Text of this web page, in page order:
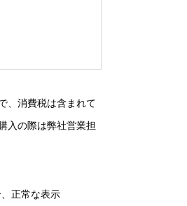
、消費税は含まれて
入の際は弊社営業担
正常な表示